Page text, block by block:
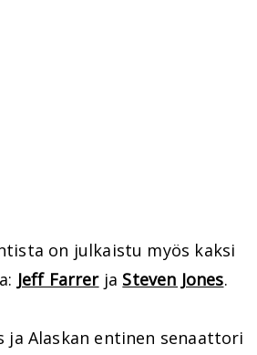
on julkaistu myös kaksi
Jeff Farrerja Steven Jones.
ja Alaskan entinen senaattori